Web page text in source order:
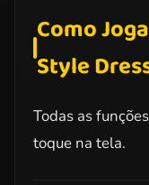
Como
Style
Todas as
toque na tela.